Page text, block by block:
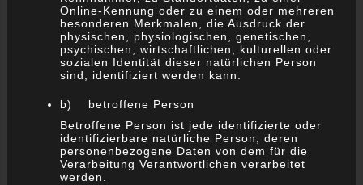
Morbi facilisis metus ac justo
Februar 18, 2016
Online-Kennung oder zu einem oder mehreren
besonderen Merkmalen, die Ausdruck der
physischen, physiologischen, genetischen,
psychischen, wirtschaftlichen, kulturellen oder
sozialen Identität dieser natürlichen Person
sind, identifiziert werden kann.
b) betroffene Person
Betroffene Person ist jede identifizierte oder
identifizierbare natürliche Person, deren
personenbezogene Daten von dem für die
Verarbeitung Verantwortlichen verarbeitet
werden.